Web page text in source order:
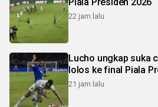
22 jam lalu
Lucho ungkap suka
lolos ke final Piala
21 jam lalu